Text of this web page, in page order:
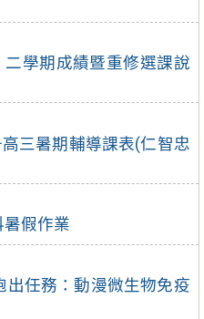
二學期成績暨重修選課說
三暑期輔導課表(仁智忠
假作業
出任務：動漫微生物免疫